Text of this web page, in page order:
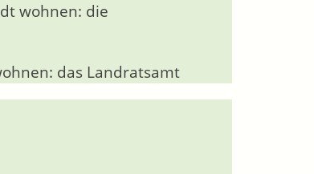
wohnen: die
das Landratsamt